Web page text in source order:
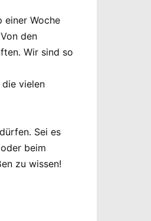
einer Woche
den
Wir sind so
vielen
Sei es
beim
zu wissen!